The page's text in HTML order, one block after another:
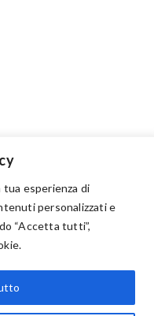
tua esperienza di
personalizzati e
“Accetta tutti”,